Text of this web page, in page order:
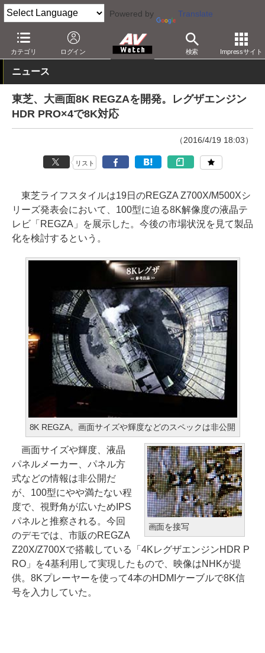
Powered by Translate
カテゴリ ログイン 検索 Impressサイト
AV Watch 製品 テレビ 東芝
ニュース
東芝、大画面8K REGZAを開発。レグザエンジン
HDR PRO×4で8K対応
（2016/4/19 18:03）
リスト
東芝ライフスタイルは19日のREGZA Z700X/M500Xシ
リーズ発表会において、100型に迫る8K解像度の液晶テ
レビ「REGZA」を展示した。今後の市場状況を見て製品
化を検討するという。
8K REGZA。画面サイズや輝度などのスペックは非公開
画面を接写
画面サイズや輝度、液晶
パネルメーカー、パネル方
式などの情報は非公開だ
が、100型にやや満たない程
度で、視野角が広いためIPS
パネルと推察される。今回
のデモでは、市販のREGZA
Z20X/Z700Xで搭載している「4KレグザエンジンHDR P
RO」を4基利用して実現したもので、映像はNHKが提
供。8Kプレーヤーを使って4本のHDMIケーブルで8K信
号を入力していた。